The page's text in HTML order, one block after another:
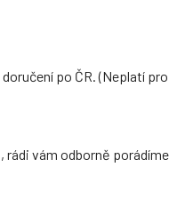
po ČR. (Neplatí pro
rádi vám odborně porádíme